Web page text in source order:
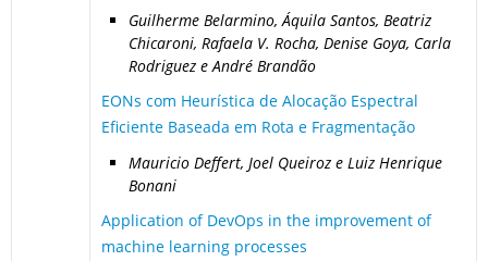
Guilherme Belarmino, Áquila Santos, Beatriz
Chicaroni, Rafaela V. Rocha, Denise Goya, Carla
Rodriguez e André Brandão
EONs com Heurística de Alocação Espectral
Eficiente Baseada em Rota e Fragmentação
Mauricio Deffert, Joel Queiroz e Luiz Henrique
Bonani
Application of DevOps in the improvement of
machine learning processes